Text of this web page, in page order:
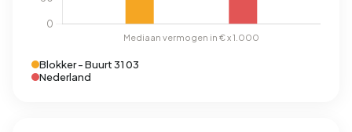
Blokker - Buurt 31 03
Nederland